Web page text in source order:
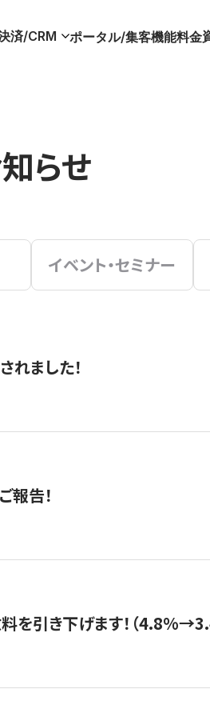
済/CRM ポータル/集客機能料金
らせ
イベント・セミナー
ました！
報告！
を引き下げます！（